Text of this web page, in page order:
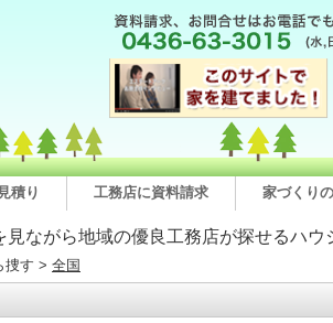
積り 工務店に資料請求 家づくり
ながら地域の優良工務店が探せるハウ
捜す > 全国